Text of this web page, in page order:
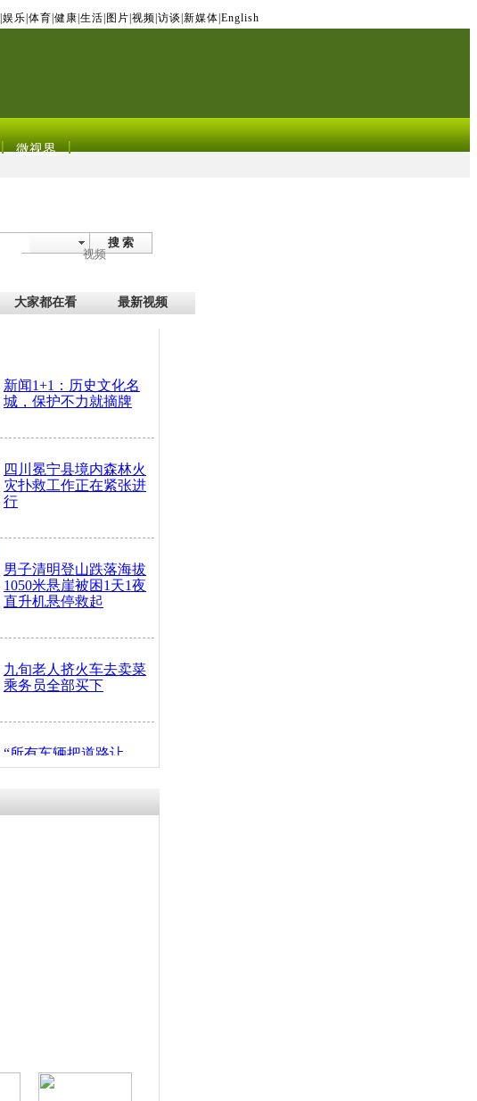
娱乐 体育 健康 生活 图片 视频 访谈 新媒体 English
微视界
搜 索
视频
大家都在看 最新视频
新闻1+1：历史文化名
城，保护不力就摘牌
四川冕宁县境内森林火
灾扑救工作正在紧张进
行
男子清明登山跌落海拔
1050米悬崖被困1天1夜
直升机悬停救起
九旬老人挤火车去卖菜
乘务员全部买下
“所有车辆把道路让
开！”儿童突发疾病交
因